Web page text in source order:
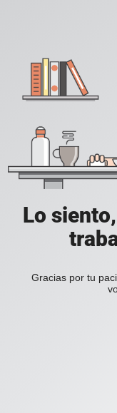
Lo
Gracias por tu